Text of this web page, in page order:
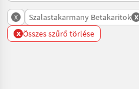
x Szalastakarmany Betakaritok x
x Összes szűrő törlése